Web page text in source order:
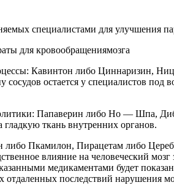
специалистами для улучшения
Кавинтон либо Циннаризин,
остается у специалистов под
Папаверин либо Но — Шпа,
ткань внутренних органов.
Пкамилон, Пирацетам либо
влияние на человеческий
медикаментами будет
последствий нарушения